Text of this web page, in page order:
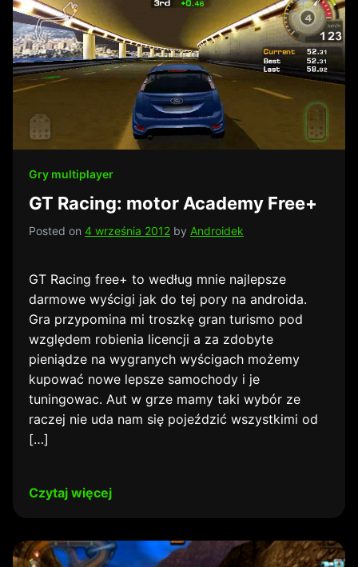
Gry multiplayer
GT Racing: motor Academy Free+
Posted on 4 września 2012 by Androidek
GT Racing free+ to według mnie najlepsze
darmowe wyścigi jak do tej pory na androida.
Gra przypomina mi troszkę gran turismo pod
względem robienia licencji a za zdobyte
pieniądze na wygranych wyścigach możemy
kupować nowe lepsze samochody i je
tuningowac. Aut w grze mamy taki wybór ze
raczej nie uda nam się pojeździć wszystkimi od
[…]
Czytaj więcej